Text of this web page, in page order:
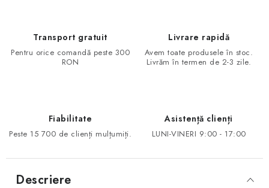
Transport gratuit
Pentru orice comandă peste 300
RON
Livrare rapidă
Avem toate produsele în stoc.
Livrăm în termen de 2-3 zile.
Fiabilitate
Peste 15 700 de clienți mulțumiți.
Asistență clienți
LUNI-VINERI 9:00 - 17:00
Descriere